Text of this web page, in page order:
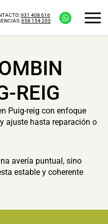
931 408 616
658 154 203
REIG
Puig-reig con enfoque
ajuste hasta reparación o
avería puntual, sino
estable y coherente